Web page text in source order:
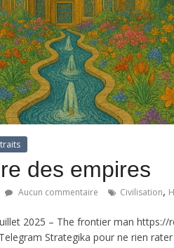
des empires
Aucun commentaire Civilisation,
2025 – The frontier man
Strategika pour ne rien